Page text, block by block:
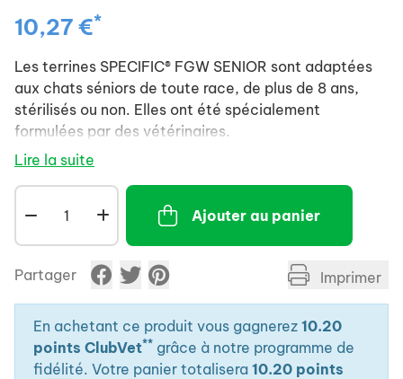
10,27 €*
Les terrines SPECIFIC® FGW SENIOR sont adaptées
aux chats séniors de toute race, de plus de 8 ans,
stérilisés ou non. Elles ont été spécialement
formulées par des vétérinaires.
Chat sénior de toute race (>8ans).
gestantes ou allaitantes.
Lire la suite
Ajouter au panier
Partager Imprimer
En achetant ce produit vous gagnerez 10.20
points ClubVet** grâce à notre programme de
fidélité. Votre panier totalisera 10.20 points